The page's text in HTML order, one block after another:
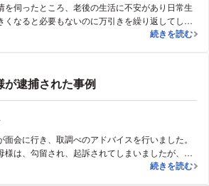
を伺ったところ、老後の生活に不安があり日常生
くなると必要もないのに万引きを繰り返してしま
銭目的の犯行ではなく、病的な原因があることが
ついて案内を受けたことはないということでし
所に対して速やかに治療を開始することを約束
務所と協力関係にある専門のクリニックを紹介し
的に、裁判所も更生や再犯防止に向けた奥様やご
り、再度の執行猶予となりました。
執行猶予中の
続きを読む
が逮捕された事例
会に行き、取調べのアドバイスを行いました。
様は、勾留され、起訴されてしまいましたが、弁
、釈放されました。そして、裁判が始まるまで
万引きにより
続きを読む